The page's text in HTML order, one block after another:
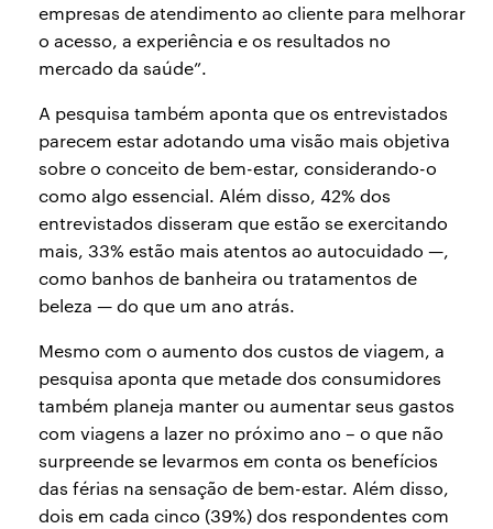
empresas de atendimento ao cliente para melhorar
o acesso, a experiência e os resultados no
mercado da saúde”.
A pesquisa também aponta que os entrevistados
parecem estar adotando uma visão mais objetiva
sobre o conceito de bem-estar, considerando-o
como algo essencial. Além disso, 42% dos
entrevistados disseram que estão se exercitando
mais, 33% estão mais atentos ao autocuidado —,
como banhos de banheira ou tratamentos de
beleza — do que um ano atrás.
Mesmo com o aumento dos custos de viagem, a
pesquisa aponta que metade dos consumidores
também planeja manter ou aumentar seus gastos
com viagens a lazer no próximo ano – o que não
surpreende se levarmos em conta os benefícios
das férias na sensação de bem-estar. Além disso,
dois em cada cinco (39%) dos respondentes com